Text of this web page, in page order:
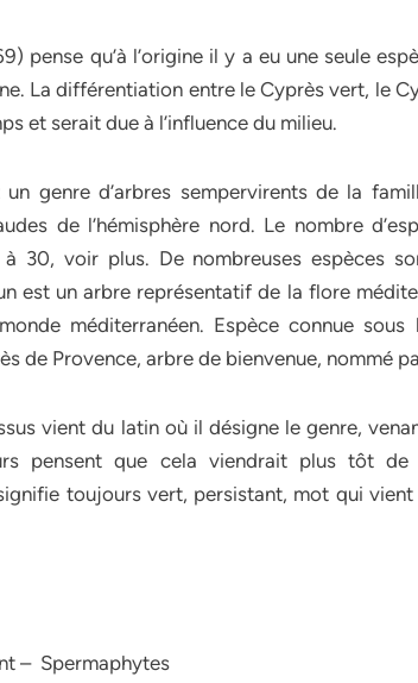
pense qu’à l’origine il y a eu une seule
La différentiation entre le Cyprès vert, le
et serait due à l’influence du milieu.
genre d’arbres sempervirents de la
de l’hémisphère nord. Le nombre
30, voir plus. De nombreuses espèces
est un arbre représentatif de la flore
méditerranéen. Espèce connue
de Provence, arbre de bienvenue, nommé
vient du latin où il désigne le genre,
pensent que cela viendrait plus tôt
toujours vert, persistant, mot qui
– Spermaphytes